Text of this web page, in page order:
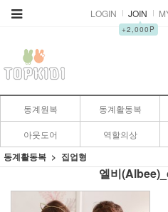
LOGIN JOIN
▲
+2,000P
동계원복 동계활동복
아웃도어 역할의상
동계활동복 집업형
엘비